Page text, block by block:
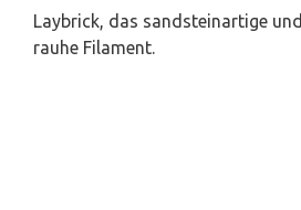
Laybrick, das sandsteinartige und
rauhe Filament.